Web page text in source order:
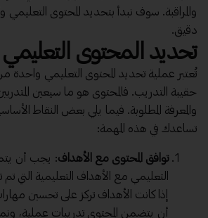
والمراقبة. سوف نبدأ بتحديد المحتوى التعليمي
دقيق.
تحديد المحتوى التعليمي
تُعتبر عملية تحديد المحتوى التعليمي
حقيبة التدريب. فالمحتوى هو ما سيعين
والمعرفة المطلوبة. فيما يلي بعض النقاط
تساعدك في هذه المهمة:
توافق المحتوى مع الأهداف: يجب أن
التعليمي مع الأهداف التعليمية التي
إذا كانت الأهداف تركز على تحسين
أن يتضمن المحتوى تدريبات عملية،